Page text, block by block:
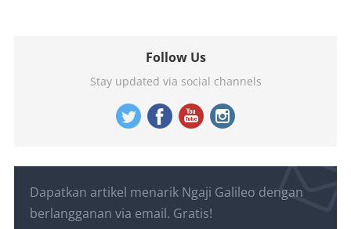
Follow Us
Stay updated via social channels
Dapatkan artikel menarik Ngaji Galileo dengan
berlangganan via email. Gratis!